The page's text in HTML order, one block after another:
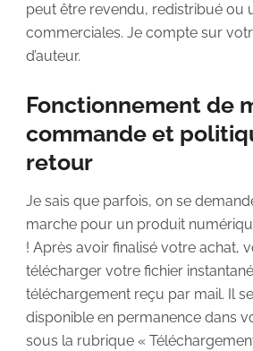
peut être revendu, redistribué ou
commerciales. Je compte sur
d’auteur.
Fonctionnement de
commande et
retour
Je sais que parfois, on se
marche pour un produit
! Après avoir finalisé votre achat,
télécharger votre fichier
téléchargement reçu par mail. Il
disponible en permanence dans
sous la rubrique «